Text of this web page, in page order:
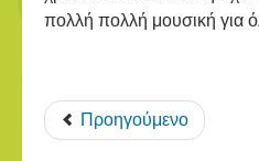
πολλή πολλή μουσική για
Προηγούμενο